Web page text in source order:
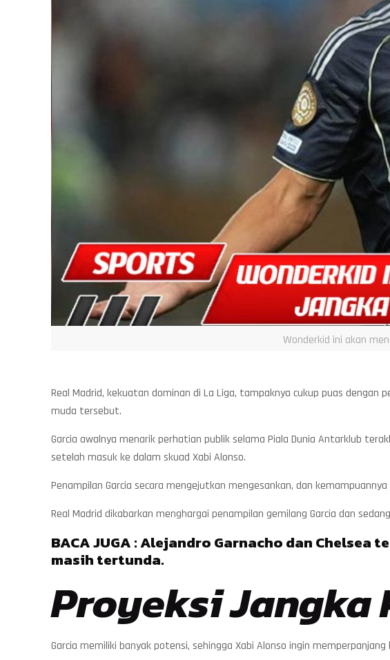
Wonderkid ini akan
Real Madrid, kekuatan dominan di La Liga, tampaknya cukup puas
muda tersebut.
Garcia awalnya menarik perhatian publik selama Piala Dunia Antarklub
setelah masuk ke dalam skuad Xabi Alonso.
Penampilan Garcia secara mengejutkan mengesankan, dan
Real Madrid dikabarkan menghargai penampilan gemilang Garcia dan
BACA JUGA :Alejandro Garnacho dan Chelsea
masih tertunda.
Proyeksi Jangka
Garcia memiliki banyak potensi, sehingga Xabi Alonso ingin